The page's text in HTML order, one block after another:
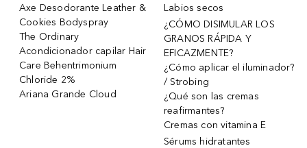
Axe Desodorante Leather &
Cookies Bodyspray
The Ordinary
Acondicionador capilar Hair
Care Behentrimonium
Chloride 2%
Ariana Grande Cloud
Labios secos
¿CÓMO DISIMULAR LOS
GRANOS RÁPIDA Y
EFICAZMENTE?
¿Cómo aplicar el iluminador?
/ Strobing
¿Qué son las cremas
reafirmantes?
Cremas con vitamina E
Sérums hidratantes